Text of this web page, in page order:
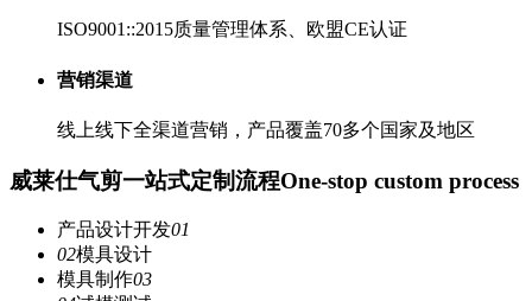
ISO9001::2015质量管理体系、欧盟CE认证
营销渠道
线上线下全渠道营销，产品覆盖70多个国家及地区
威莱仕气剪一站式定制流程One-stop custom process
产品设计开发01
02模具设计
模具制作03